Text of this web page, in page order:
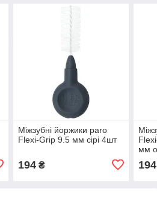
Міжзубні йоржики paro
Flexi-Grip 9.5 мм сірі 4шт
194₴
мм
194